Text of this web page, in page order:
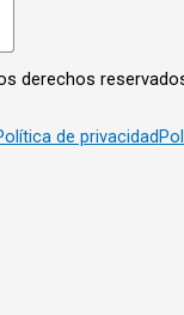
derechos
de privacidad